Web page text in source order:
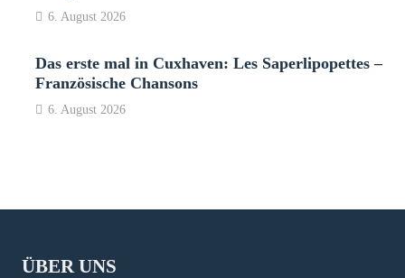
6. August 2026
Das erste mal in Cuxhaven: Les Saperlipopettes –
Französische Chansons
6. August 2026
ÜBER UNS